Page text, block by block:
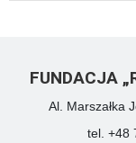
FUNDACJA
Al. Marszałka
tel. +48